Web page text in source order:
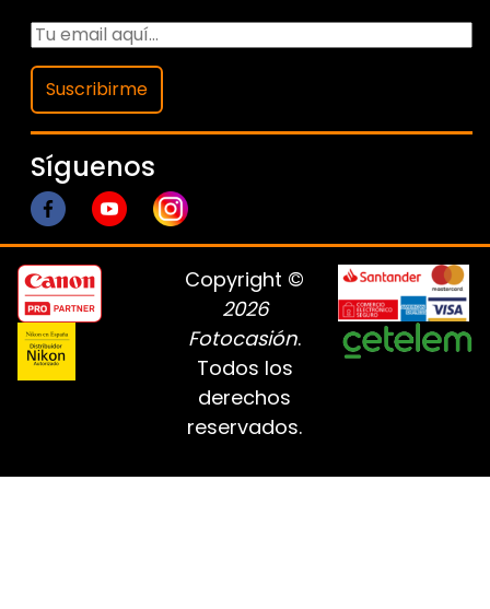
Suscribirme
Síguenos
Copyright ©
2026
Fotocasión.
Todos los
derechos
reservados.